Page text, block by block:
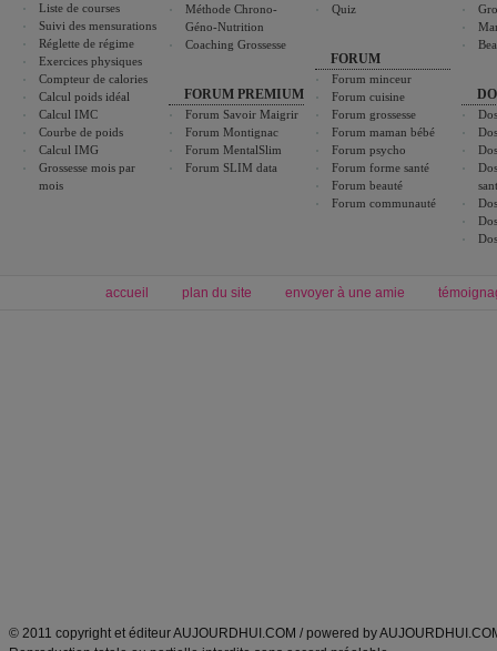
Liste de courses
Suivi des mensurations
Réglette de régime
Exercices physiques
Compteur de calories
Calcul poids idéal
Calcul IMC
Courbe de poids
Calcul IMG
Grossesse mois par
mois
Méthode Chrono-
Géno-Nutrition
Coaching Grossesse
FORUM PREMIUM
Forum Savoir Maigrir
Forum Montignac
Forum MentalSlim
Forum SLIM data
Quiz
FORUM
Forum minceur
Forum cuisine
Forum grossesse
Forum maman bébé
Forum psycho
Forum forme santé
Forum beauté
Forum communauté
accueil plan du site envoyer à une amie
© 2011 copyright et éditeur AUJOURDHUI.COM / powered by